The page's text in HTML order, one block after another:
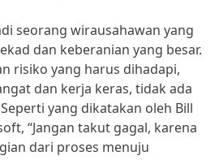
seorang wirausahawan yang
dan keberanian yang besar.
risiko yang harus dihadapi,
dan kerja keras, tidak ada
yang dikatakan oleh Bill
“Jangan takut gagal, karena
dari proses menuju